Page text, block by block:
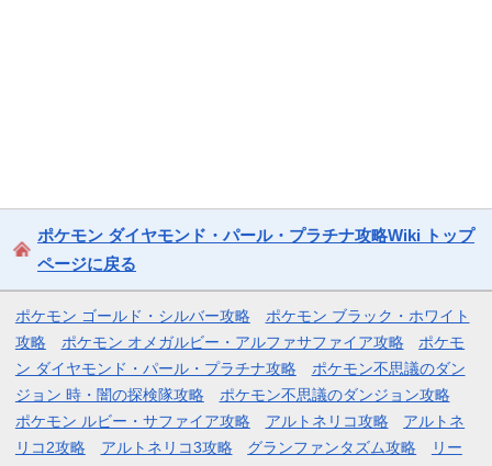
ポケモン ダイヤモンド・パール・プラチナ攻略Wiki トップ
ページに戻る
ポケモン ゴールド・シルバー攻略
ポケモン ブラック・ホワイト
攻略
ポケモン オメガルビー・アルファサファイア攻略
ポケモ
ン ダイヤモンド・パール・プラチナ攻略
ポケモン不思議のダン
ジョン 時・闇の探検隊攻略
ポケモン不思議のダンジョン攻略
ポケモン ルビー・サファイア攻略
アルトネリコ攻略
アルトネ
リコ2攻略
アルトネリコ3攻略 グランファンタズム攻略
リー